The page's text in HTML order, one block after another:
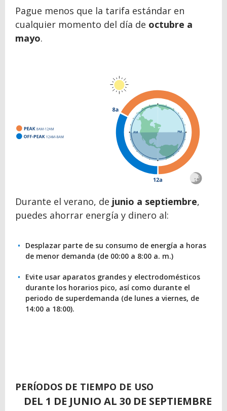
Pague menos que la tarifa estándar en
cualquier momento del día de octubre a
mayo.
Durante el verano, de junio a septiembre,
puedes ahorrar energía y dinero al:
Desplazar parte de su consumo de energía a horas
de menor demanda (de 00:00 a 8:00 a. m.)
Evite usar aparatos grandes y electrodomésticos
durante los horarios pico, así como durante el
periodo de superdemanda (de lunes a viernes, de
14:00 a 18:00).
TOPERÍODOS DE TIEMPO DE USO
DEL 1 DE JUNIO AL 30 DE SEPTIEMBRE